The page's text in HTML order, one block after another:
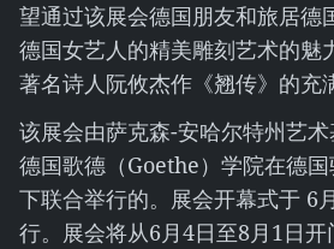
望通过该展会德国朋友和旅居德
德国女艺人的精美雕刻艺术的魅
著名诗人阮攸杰作《翘传》的充
该展会由萨克森-安哈尔特州艺术
德国歌德（Goethe）学院在德
下联合举行的。展会开幕式于 6
行。展会将从6月4日至8月1日开